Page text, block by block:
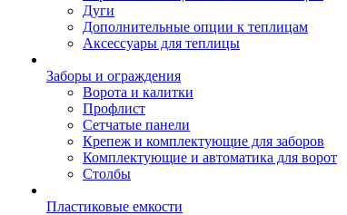
Дуги
Дополнительные опции к теплицам
Аксессуары для теплицы
Заборы и ограждения
Ворота и калитки
Профлист
Сетчатые панели
Крепеж и комплектующие для заборов
Комплектующие и автоматика для ворот
Столбы
Пластиковые емкости